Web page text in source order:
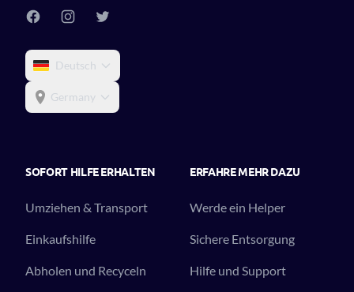
Deutsch
Germany
SOFORT HILFE ERHALTEN
Umziehen & Transport
Einkaufshilfe
Abholen und Recyceln
ERFAHRE MEHR DAZU
Werde ein Helper
Sichere Entsorgung
Hilfe und Support